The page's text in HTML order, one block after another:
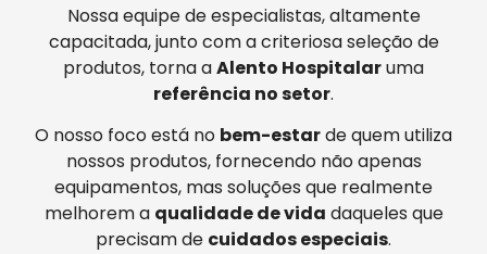
Nossa equipe de especialistas, altamente
capacitada, junto com a criteriosa seleção de
produtos, torna aAlento Hospitalaruma
referência no setor.
O nosso foco está no bem-estarde quem utiliza
nossos produtos, fornecendo não apenas
equipamentos, mas soluções que realmente
melhorem a qualidade de vida daqueles que
precisam de cuidados especiais.